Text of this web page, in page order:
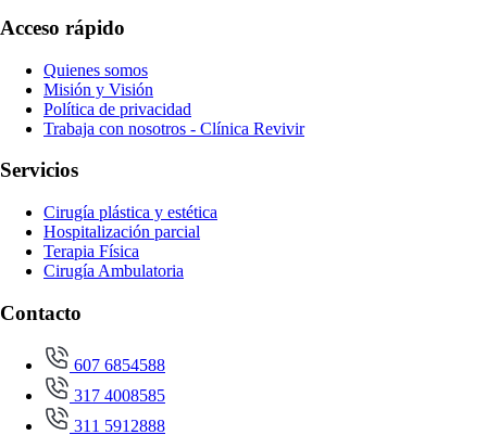
Acceso rápido
Quienes somos
Misión y Visión
Política de privacidad
Trabaja con nosotros - Clínica Revivir
Servicios
Cirugía plástica y estética
Hospitalización parcial
Terapia Física
Cirugía Ambulatoria
Contacto
607 6854588
317 4008585
311 5912888